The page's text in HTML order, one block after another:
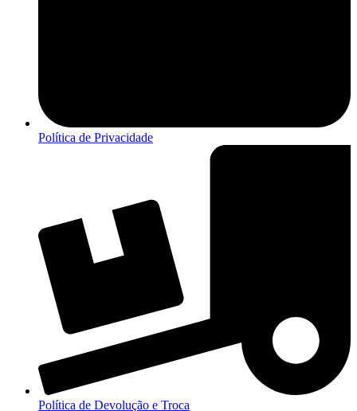
Política de Privacidade
Política de Devolução e Troca